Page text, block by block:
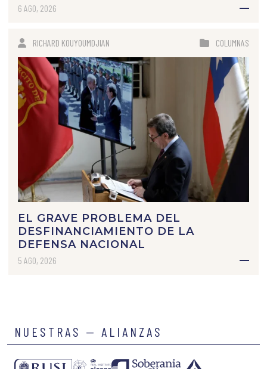
6 AGO, 2026
RICHARD KOUYOUMDJIAN COLUMNAS
EL GRAVE PROBLEMA DEL
DESFINANCIAMIENTO DE LA
DEFENSA NACIONAL
5 AGO, 2026
NUESTRAS — ALIANZAS